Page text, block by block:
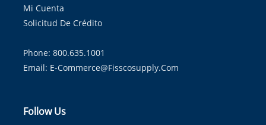
Mi Cuenta
Solicitud De Crédito
Phone: 800.635.1001
Email: E-Commerce@fisscosupply.com
Follow Us